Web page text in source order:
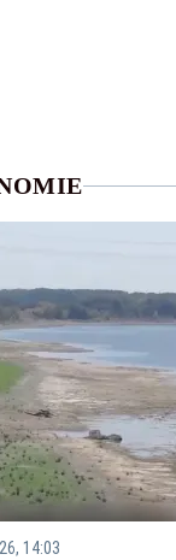
14:03